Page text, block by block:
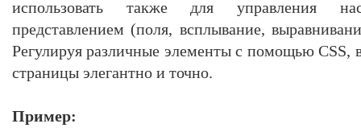
использовать также для управления
представлением (поля, всплывание,
Регулируя различные элементы с помощью CSS,
страницы элегантно и точно.
Пример: